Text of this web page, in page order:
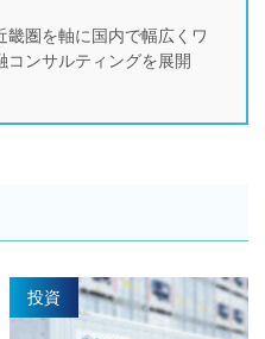
圏を軸に国内で幅広くワ
コンサルティングを展開
投資